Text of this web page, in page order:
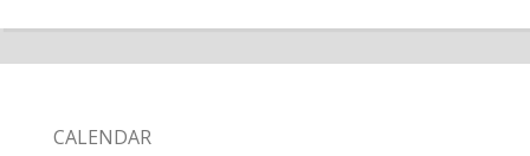
CALENDAR